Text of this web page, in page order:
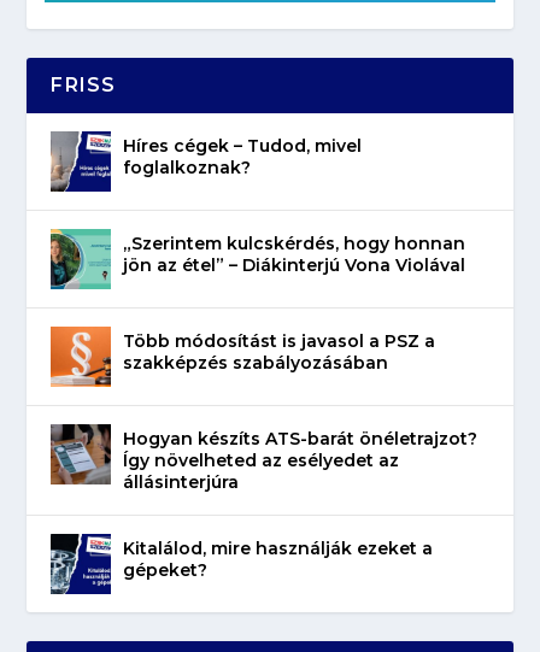
FRISS
Híres cégek – Tudod, mivel
foglalkoznak?
„Szerintem kulcskérdés, hogy honnan
jön az étel” – Diákinterjú Vona Violával
Több módosítást is javasol a PSZ a
szakképzés szabályozásában
Hogyan készíts ATS-barát önéletrajzot?
Így növelheted az esélyedet az
állásinterjúra
Kitalálod, mire használják ezeket a
gépeket?